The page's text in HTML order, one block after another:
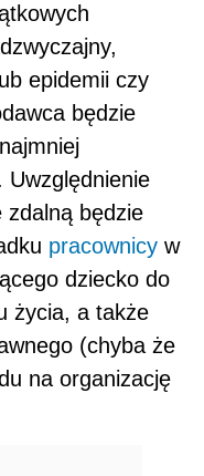
epidemii czy
będzie
Uwzględnienie
zdalną będzie
pracownicy w
dziecko do
życia, a także
(chyba że
na organizację